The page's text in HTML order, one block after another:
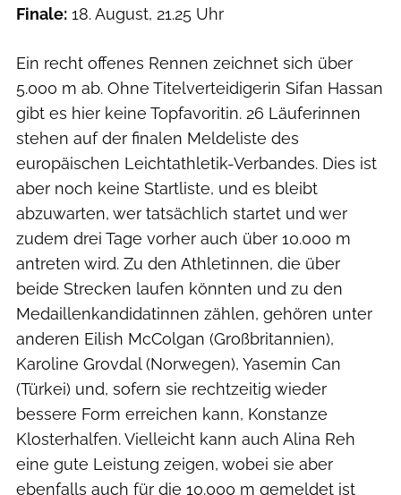
Finale: 18. August, 21.25 Uhr
Ein recht offenes Rennen zeichnet sich über
5.000 m ab. Ohne Titelverteidigerin Sifan Hassan
gibt es hier keine Topfavoritin. 26 Läuferinnen
stehen auf der finalen Meldeliste des
europäischen Leichtathletik-Verbandes. Dies ist
aber noch keine Startliste, und es bleibt
abzuwarten, wer tatsächlich startet und wer
zudem drei Tage vorher auch über 10.000 m
antreten wird. Zu den Athletinnen, die über
beide Strecken laufen könnten und zu den
Medaillenkandidatinnen zählen, gehören unter
anderen Eilish McColgan (Großbritannien),
Karoline Grovdal (Norwegen), Yasemin Can
(Türkei) und, sofern sie rechtzeitig wieder
bessere Form erreichen kann, Konstanze
Klosterhalfen. Vielleicht kann auch Alina Reh
eine gute Leistung zeigen, wobei sie aber
ebenfalls auch für die 10.000 m gemeldet ist